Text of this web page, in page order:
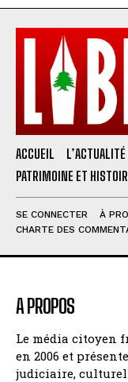
ACCUEIL
PATRIMOINE ET
SE CONNECTER À
CHARTE DES
A PROPOS
Le média citoyen
en 2006 et
judiciaire,